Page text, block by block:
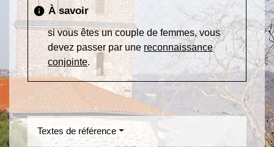
infoÀ savoir
si vous êtes un couple de femmes, vous
devez passer par une reconnaissance
conjointe.
Textes de référence